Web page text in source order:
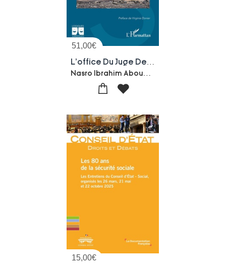
51,00€
15,00€